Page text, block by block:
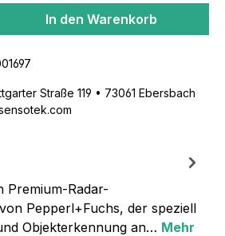
In den Warenkorb
Straße 119 • 73061 Ebersbach
Premium-Radar-
Pepperl+Fuchs, der speziell
Objekterkennung an… Mehr